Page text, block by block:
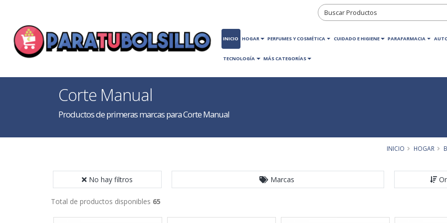
INICIO HOGAR PERFUMES Y COSMÉTICA CUIDADO E HIGIENE PARAFARMACIA
TECNOLOGÍA MÁS CATEGORÍAS
Corte Manual
Productos de primeras marcas para Corte Manual
INICIO HOGAR
No hay filtros Marcas
Total de productos disponibles 65